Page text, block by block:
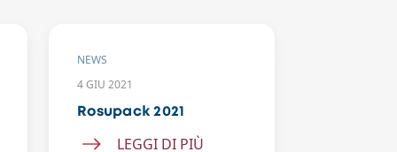
NEWS
4 GIU 2021
Rosupack 2021
LEGGI DI PIÙ